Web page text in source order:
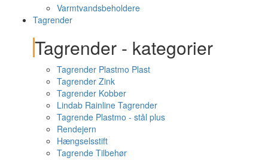
Varmtvandsbeholdere
Tagrender
Tagrender - kategorier
Tagrender Plastmo Plast
Tagrender Zink
Tagrender Kobber
Lindab Rainline Tagrender
Tagrende Plastmo - stål plus
Rendejern
Hængselsstift
Tagrende Tilbehør